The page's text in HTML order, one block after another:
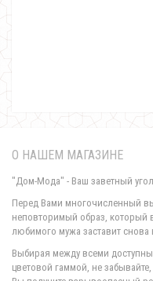
О НАШЕМ МАГАЗИНЕ
"Дом-Мода" - Ваш заветный
Перед Вами многочисленный
неповторимый образ, который
любимого мужа заставит снова
Выбирая между всеми
цветовой гаммой, не